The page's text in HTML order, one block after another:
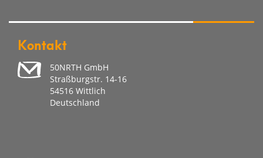
Kontakt
50NRTH GmbH
Straßburgstr. 14-16
54516 Wittlich
Deutschland